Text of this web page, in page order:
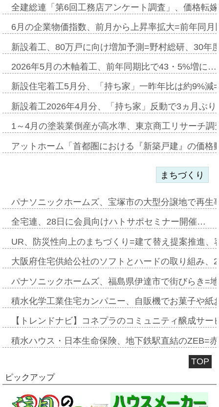
全建総連「第6回工務店アンケート調査」、価格転
6月の企業物価指数、前月から上昇率拡大=前年同
新設着工、80万戸に向け増加予測=野村総研、30年
2026年5月の木軸着工、前年同期比で43・5%増に…
新設住宅着工5月分、「持ち家」一昨年比は約9%
新設着工2026年4月分、「持ち家」反動で3ヵ月ぶ
1～4月の塗装業倒産が高水準、東京商工リサーチ
アットホーム「首都圏における『新築戸建』の価
まちづくり
パナソニックホームズ、宝塚市の大型分譲地で再
全宅連、28日に会員向けハトサポセミナー開催…
UR、防災性向上のまちづくり=建て替え提案推進
大阪府住宅供給公社のソフトとハードの取り組み
パナソニックホームズ、福島県伊達市で街びらき=
積水化学工業住宅カンパニー、自販機でお菓子や
【トレンドナビ】コネプラのコミュニティ醸成サ
積水ハウス・日本生命保険、地下鉄駅直結のZEB=
TOP
ピックアップ